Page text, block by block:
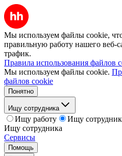
Мы используем файлы cookie,
правильную работу нашего веб-
трафик.
Правила использования файлов
Мы используем файлы cookie.
файлов cookie
Понятно
Ищу сотрудника
Ищу работу
Ищу
Ищу сотрудника
Сервисы
Помощь